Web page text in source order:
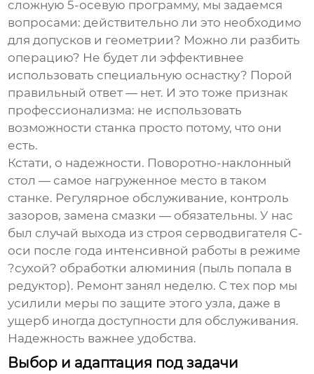
сложную 5-осевую программу, мы задаемся
вопросами: действительно ли это необходимо
для допусков и геометрии? Можно ли разбить
операцию? Не будет ли эффективнее
использовать специальную оснастку? Порой
правильный ответ — нет. И это тоже признак
профессионализма: не использовать
возможности станка просто потому, что они
есть.
Кстати, о надежности. Поворотно-наклонный
стол — самое нагруженное место в таком
станке. Регулярное обслуживание, контроль
зазоров, замена смазки — обязательны. У нас
был случай выхода из строя серводвигателя C-
оси после года интенсивной работы в режиме
?сухой? обработки алюминия (пыль попала в
редуктор). Ремонт занял неделю. С тех пор мы
усилили меры по защите этого узла, даже в
ущерб иногда доступности для обслуживания.
Надежность важнее удобства.
Выбор и адаптация под задачи